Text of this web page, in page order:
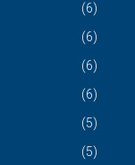
(6)
(6)
(6)
(6)
(5)
(5)